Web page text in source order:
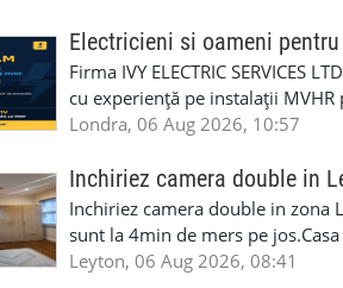
6RR 🚀 CSCS Colindale – GQA
te astăzi. Construiește-ți viitorul
Auto. Indiferent de situație,
repara in scurt timp si eficient
garaj auto care ofera orice tip de
Lucram cu Toate Garantiile si
iTP/MOT Masini Mici si Vanuri
Accident Management, Preluam
Masina la Schimb. ✅ Distributii
Geometrie Profesionala Roti
Explicatii. ✅ Suntem foarte buni
Electricieni si oameni
Firma IVY ELECTRIC SERVICES
cu experiență pe instalații
obligatorii: 🔹 Full PPE
lucru constant ✅ Echipă
detalii și programare, trimiteți
Londra, 06 Aug 2026, 10:57
Inchiriez camera double in
Inchiriez camera double in zona
sunt la 4min de mers pe
incluse.Cautam o persoana sau
Leyton, 06 Aug 2026, 08:41